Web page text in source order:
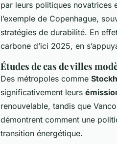
par leurs politiques novatrices
l’exemple de Copenhague,
stratégies de durabilité. En
carbone d’ici 2025, en
Études de cas de villes
Des métropoles comme
significativement leurs
renouvelable, tandis que
démontrent comment une
transition énergétique.